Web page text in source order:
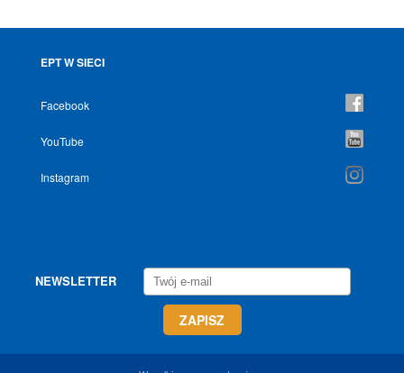
EPT W SIECI
Facebook
YouTube
Instagram
NEWSLETTER